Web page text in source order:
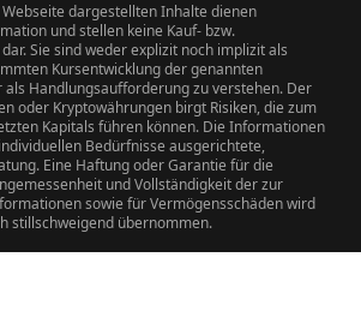
dargestellten Inhalte dienen
und stellen keine Kauf- bzw.
Sie sind weder explizit noch implizit als
Kursentwicklung der genannten
als Handlungsaufforderung zu verstehen. Der
oder Kryptowährungen birgt Risiken, die zum
Kapitals führen können. Die Informationen
Bedürfnisse ausgerichtete,
Eine Haftung oder Garantie für die
und Vollständigkeit der zur
sowie für Vermögensschäden wird
stillschweigend übernommen.